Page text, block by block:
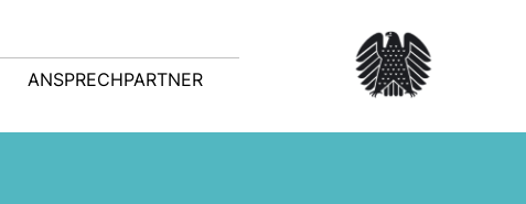
ANSPRECHPARTNER